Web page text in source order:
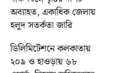
অব্যাহত, একাধিক জেলায়
হলুদ সতর্কতা জারি
ডিলিমিটেশনে কলকাতায়
২০৯ ও হাওড়ায় ৬৮